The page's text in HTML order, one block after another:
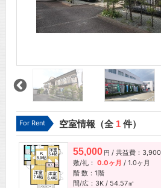
For Rent 空室情報（全 1件）
55,000 円 / 共益費：
敷/礼： 0.0ヶ月 / 1.0ヶ月
階 数：1階
間/広：3K / 54.57㎡